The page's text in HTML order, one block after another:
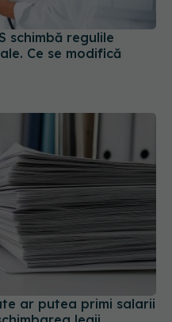
schimbă regulile
Ce se modifică
ar putea primi salarii